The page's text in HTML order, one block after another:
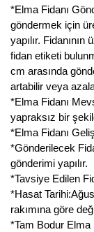
*Elma Fidanı
göndermek için
yapılır.
fidan etiketi
cm arasında
artabilir veya
*Elma Fidanı
yapraksız bir
*Elma Fidanı
*Gönderilecek
gönderimi yapılır.
*Tavsiye Edilen
*Hasat
rakımına göre
*Tam Bodur Elma
Keçiboynuzu
Kestane Fidanı
Kiraz Fidanı
Kivi Fidanı
Kızılcık Fidanı
Kocayemiş Fidanı
Kuşburnu Fidanı
Liçi Fidanı